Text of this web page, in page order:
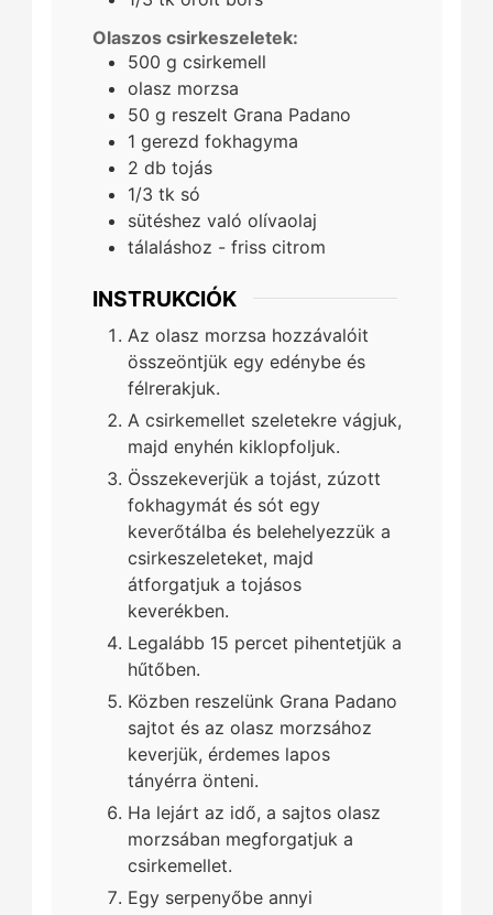
Olaszos csirkeszeletek:
500 g csirkemell
olasz morzsa
50 g reszelt Grana Padano
1 gerezd fokhagyma
2 db tojás
1/3 tk só
sütéshez való olívaolaj
tálaláshoz - friss citrom
INSTRUKCIÓK
Az olasz morzsa hozzávalóit
összeöntjük egy edénybe és
félrerakjuk.
A csirkemellet szeletekre vágjuk,
majd enyhén kiklopfoljuk.
Összekeverjük a tojást, zúzott
fokhagymát és sót egy
keverőtálba és belehelyezzük a
csirkeszeleteket, majd
átforgatjuk a tojásos
keverékben.
Legalább 15 percet pihentetjük a
hűtőben.
Közben reszelünk Grana Padano
sajtot és az olasz morzsához
keverjük, érdemes lapos
tányérra önteni.
Ha lejárt az idő, a sajtos olasz
morzsában megforgatjuk a
csirkemellet.
Egy serpenyőbe annyi